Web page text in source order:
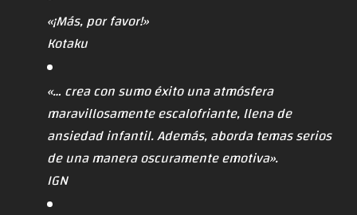
«¡Más, por favor!»
Kotaku
«… crea con sumo éxito una atmósfera
maravillosamente escalofriante, llena de
ansiedad infantil. Además, aborda temas serios
de una manera oscuramente emotiva».
IGN